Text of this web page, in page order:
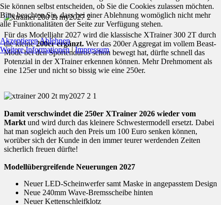
Für das Modelljahr 2027 wird die klassische XTrainer 300 2T durch
die kleine200er ergänzt. Wer das 200er Aggregat im vollem Beast-
Mode bei den Sportenduros schon bewegt hat, dürfte schnell das
Potenzial in der XTrainer erkennen können. Mehr Drehmoment als
eine 125er und nicht so bissig wie eine 250er.
Damit verschwindet die 250er XTrainer 2026 wieder vom
Markt und wird durch das kleinere Schwestermodell ersetzt. Dabei
hat man sogleich auch den Preis um 100 Euro senken können,
worüber sich der Kunde in den immer teurer werdenden Zeiten
sicherlich freuen dürfte!
Modellübergreifende Neuerungen 2027
Neuer LED-Scheinwerfer samt Maske in angepasstem Design
Neue 240mm Wave-Bremsscheibe hinten
Neuer Kettenschleifklotz
Sie können selbst entscheiden, ob Sie die Cookies zulassen möchten.
Bitte beachten Sie, dass bei einer Ablehnung womöglich nicht mehr
alle Funktionalitäten der Seite zur Verfügung stehen.
Akzeptieren Ablehnen
Weitere Informationen|Impressum